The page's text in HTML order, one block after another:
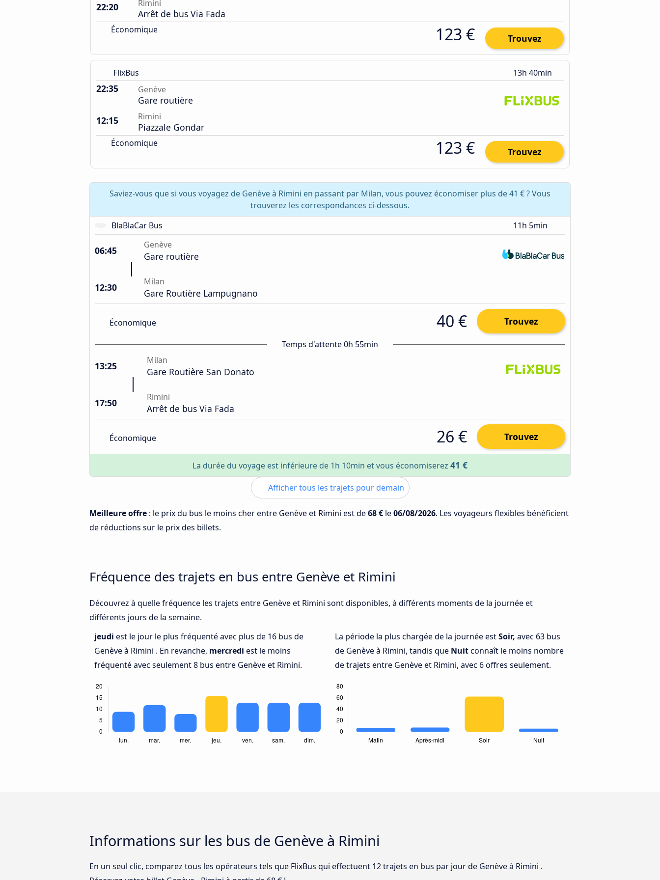
22:20
Rimini
Arrêt de bus Via Fada
Économique 123 € Trouvez
FlixBus 13h 40min
22:35 Genève
Gare routière
12:15
Rimini
Piazzale Gondar
Économique 123 € Trouvez
Saviez-vous que si vous voyagez de Genève à Rimini en passant par Milan, vous pouvez économiser plus de 41 € ? Vous
trouverez les correspondances ci-dessous.
BlaBlaCar Bus
11h 5min
06:45 Genève
Gare routière
12:30 Milan
Gare Routière Lampugnano
Économique 40 € Trouvez
Temps d'attente 0h 55min
13:25 Milan
Gare Routière San Donato
17:50 Rimini
Arrêt de bus Via Fada
Économique 26 € Trouvez
La durée du voyage est inférieure de 1h 10min et vous économiserez 41 €
Afficher tous les trajets pour demain
Meilleure offre : le prix du bus le moins cher entre Genève et Rimini est de68 € le06/08/2026. Les voyageurs flexibles bénéficient
de réductions sur le prix des billets.
Fréquence des trajets en bus entre Genève et Rimini
Découvrez à quelle fréquence les trajets entre Genève et Rimini sont disponibles, à différents moments de la journée et
différents jours de la semaine.
jeudi est le jour le plus fréquenté avec plus de 16 bus de
Genève à Rimini . En revanche, mercredi est le moins
fréquenté avec seulement 8 bus entre Genève et Rimini.
La période la plus chargée de la journée estSoir, avec 63 bus
de Genève à Rimini, tandis que Nuitconnaît le moins nombre
de trajets entre Genève et Rimini, avec 6 offres seulement.
Informations sur les bus de Genève à Rimini
En un seul clic, comparez tous les opérateurs tels que FlixBus qui effectuent 12 trajets en bus par jour de Genève à Rimini .